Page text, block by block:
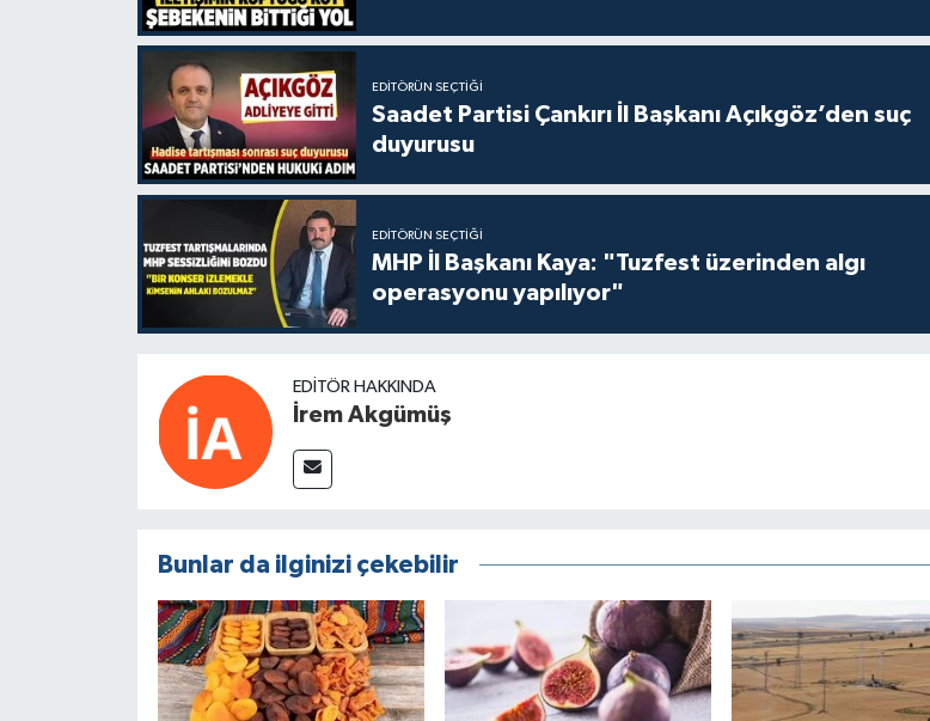
EDITÖRÜN SEÇTIĞI
Saadet Partisi Çankırı İl Başkanı Açıkgöz’den suç
duyurusu
EDITÖRÜN SEÇTIĞI
MHP İl Başkanı Kaya: "Tuzfest üzerinden algı
operasyonu yapılıyor"
EDITÖR HAKKINDA
İrem Akgümüş
Bunlar da ilginizi çekebilir